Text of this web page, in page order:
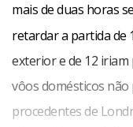
mais de duas horas
retardar a partida de
exterior e de 12
vôos domésticos
procedentes de